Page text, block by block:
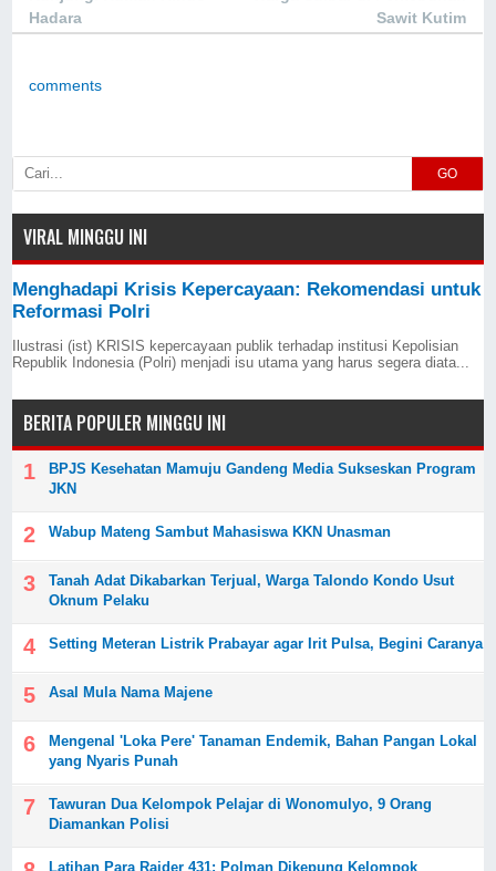
Hadara
Sawit Kutim
comments
GO
VIRAL MINGGU INI
Menghadapi Krisis Kepercayaan: Rekomendasi untuk
Reformasi Polri
Ilustrasi (ist) KRISIS kepercayaan publik terhadap institusi Kepolisian
Republik Indonesia (Polri) menjadi isu utama yang harus segera diata...
BERITA POPULER MINGGU INI
BPJS Kesehatan Mamuju Gandeng Media Sukseskan Program
JKN
Wabup Mateng Sambut Mahasiswa KKN Unasman
Tanah Adat Dikabarkan Terjual, Warga Talondo Kondo Usut
Oknum Pelaku
Setting Meteran Listrik Prabayar agar Irit Pulsa, Begini Caranya
Asal Mula Nama Majene
Mengenal 'Loka Pere' Tanaman Endemik, Bahan Pangan Lokal
yang Nyaris Punah
Tawuran Dua Kelompok Pelajar di Wonomulyo, 9 Orang
Diamankan Polisi
Latihan Para Raider 431: Polman Dikepung Kelompok